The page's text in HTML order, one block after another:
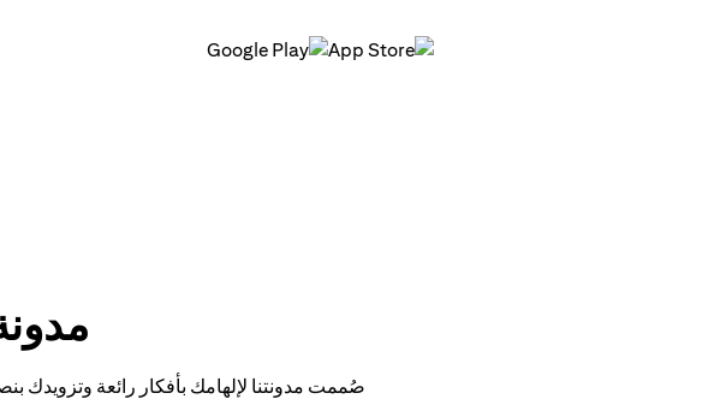
صُممت مدونتنا لإلهامك بأفكار رائعة وتزويدك